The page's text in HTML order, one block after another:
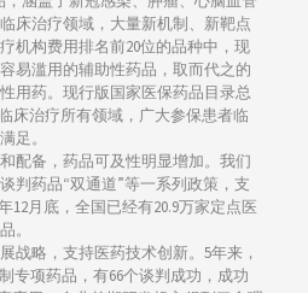
床治疗领域，大量新机制、新靶点
机构费用排名前20位的品种中，现
易滥用的辅助性药品，取而代之的
用药。现行版国家医保药品目录总
床治疗所有领域，广大参保患者临
足。
配备，药品可及性明显增加。我们
判药品“双通道”等一系列政策，支
12月底，全国已经有20.9万家定点医
。
战略，支持医药技术创新。5年来，
专项药品，有66个谈判成功，成功